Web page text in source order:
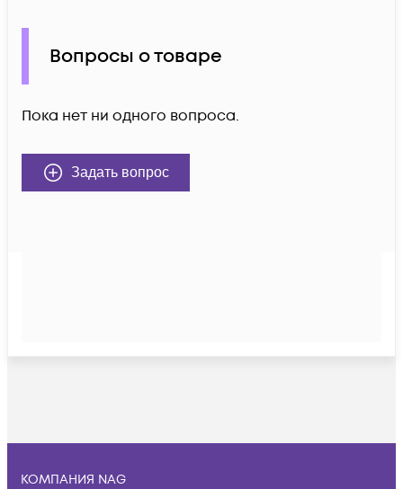
Вопросы о товаре
Пока нет ни одного вопроса.
Задать вопрос
КОМПАНИЯ NAG